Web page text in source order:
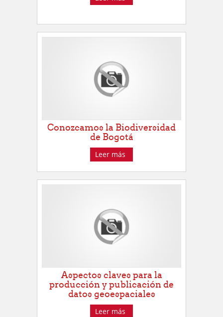
Conozcamos la Biodiversidad
de Bogotá
Leer más
Aspectos claves para la
producción y publicación de
datos geoespaciales
Leer más